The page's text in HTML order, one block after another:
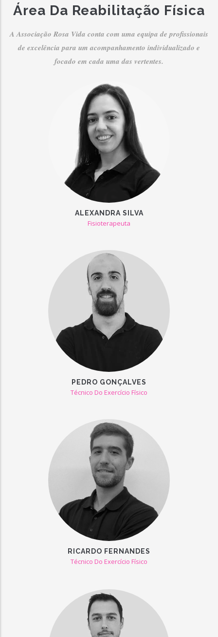
Área Da Reabilitação Física
A Associação Rosa Vida conta com uma equipa de profissionais
de excelência para um acompanhamento individualizado e
focado em cada uma das vertentes.
ALEXANDRA SILVA
Fisioterapeuta
PEDRO GONÇALVES
Técnico Do Exercício Físico
RICARDO FERNANDES
Técnico Do Exercício Físico